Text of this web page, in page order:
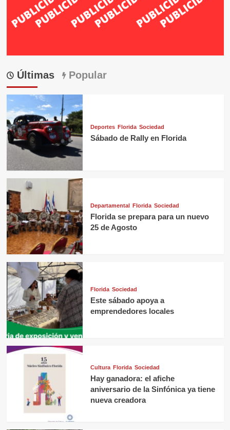
Últimas Popular
Deportes Florida Sociedad
Sábado de Rally en Florida
Departamental Florida Sociedad
Florida se prepara para un nuevo
25 de Agosto
Florida Sociedad
Este sábado apoya a
emprendedores locales
Cultura Florida Sociedad
Hay ganadora: el afiche
aniversario de la Sinfónica ya tiene
nueva creadora